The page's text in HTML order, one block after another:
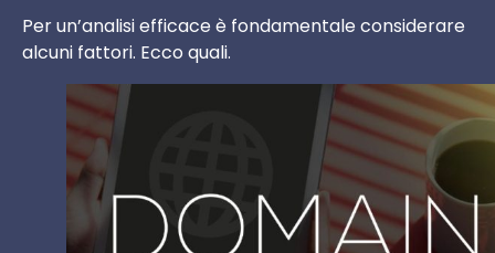
Per un’analisi efficace è fondamentale considerare
alcuni fattori. Ecco quali.